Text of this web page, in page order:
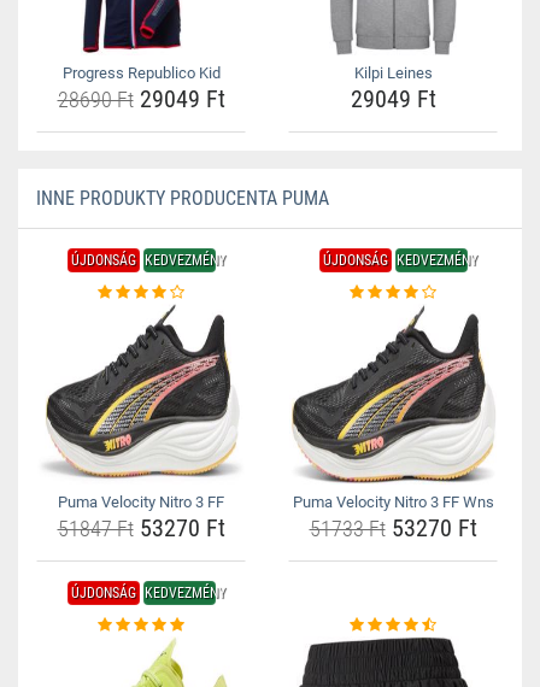
Progress Republico Kid
28690 Ft29049 Ft
Kilpi Leines
29049 Ft
INNE PRODUKTY PRODUCENTA PUMA
ÚJDONSÁG KEDVEZMÉNY
Puma Velocity Nitro 3 FF
51847 Ft53270 Ft
ÚJDONSÁG KEDVEZMÉNY
Puma Velocity Nitro 3 FF Wns
51733 Ft53270 Ft
ÚJDONSÁG KEDVEZMÉNY